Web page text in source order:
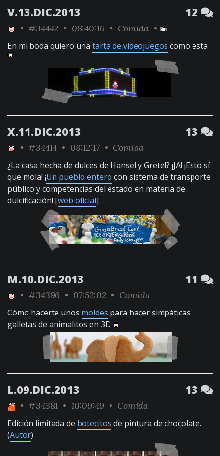
V.13.DIC.2013 12
• #34442 • 08:40:16 • Comida •
En mi boda quiero una tarta de videojuegos como esta
X.11.DIC.2013 13
• #34414 • 08:12:17 • Comida
¿La casa hecha de dulces de Hansel y Gretel? ¡JA! ¡Esto sí
que mola! ¡Un pueblo entero con sistema de transporte
público y competencias del estado en materia de
dulcificación! [web oficial]
M.10.DIC.2013 11
• #34396 • 07:52:02 • Comida
Cómo hacerte unos moldes para hacer simpáticas
galletas de animalitos en 3D
L.09.DIC.2013 13
• #34381 • 10:09:49 • Comida
Edición limitada de botecitos de pintura de chocolate.
(Autor)